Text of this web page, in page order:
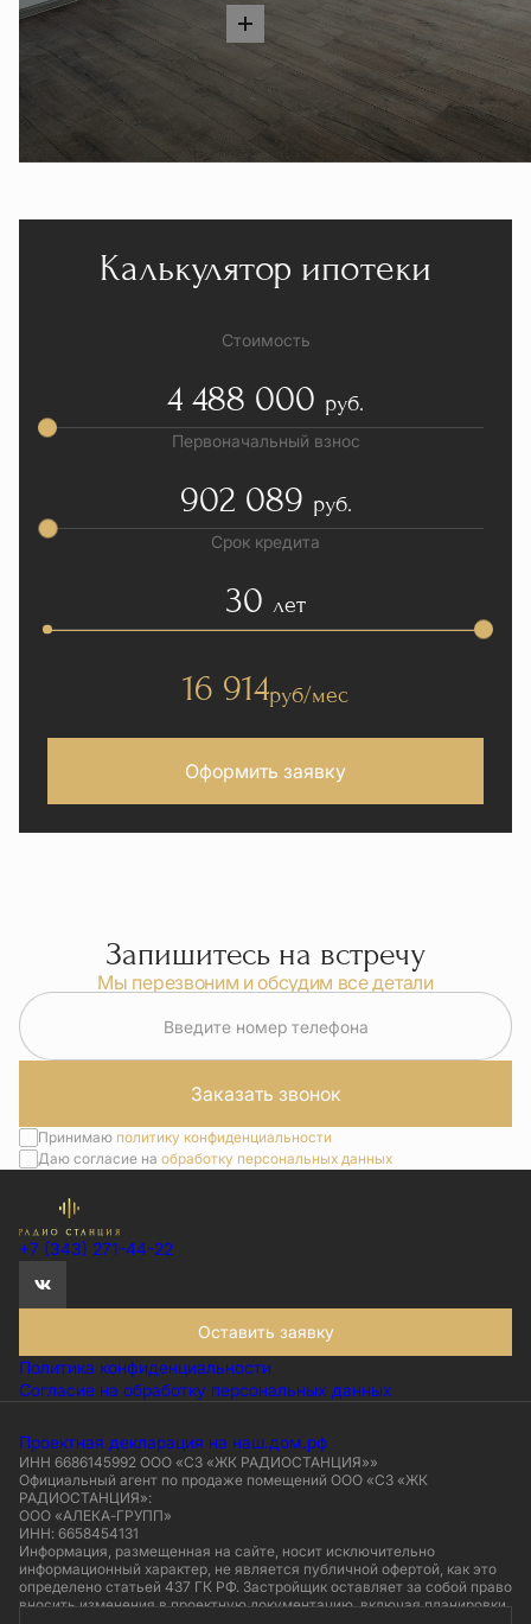
Калькулятор ипотеки
Стоимость
4 488 000 руб.
Первоначальный взнос
902 089 руб.
Срок кредита
30 лет
16 914руб/мес
Оформить заявку
Запишитесь на встречу
Мы перезвоним и обсудим все детали
Введите номер телефона
Заказать звонок
Принимаю политику конфиденциальности
Даю согласие на обработку персональных данных
+7 (343) 271-44-22
Оставить заявку
Политика конфиденциальности
Согласие на обработку персональных данных
Проектная декларация на наш.дом.рф
ИНН 6686145992 ООО «СЗ «ЖК РАДИОСТАНЦИЯ»»
Официальный агент по продаже помещений ООО «СЗ «ЖК
РАДИОСТАНЦИЯ»:
ООО «АЛЕКА-ГРУПП»
ИНН: 6658454131
Информация, размещенная на сайте, носит исключительно
информационный характер, не является публичной офертой, как это
определено статьей 437 ГК РФ. Застройщик оставляет за собой право
вносить изменения в проектную документацию, включая планировки,